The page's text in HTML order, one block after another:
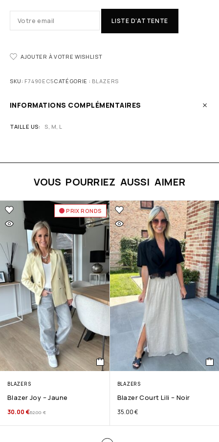
LISTE D'ATTENTE
AJOUTER À VOTRE WISHLIST
SKU: F7490EC5CATÉGORIE : BLAZERS
INFORMATIONS COMPLÉMENTAIRES
TAILLE US S, M, L
VOUS POURRIEZ AUSSI AIMER
PRIX RONDS
BLAZERS
Blazer Joy – Jaune
62.00€
30.00 €
BLAZERS
Blazer Court Lili – Noir
35.00€